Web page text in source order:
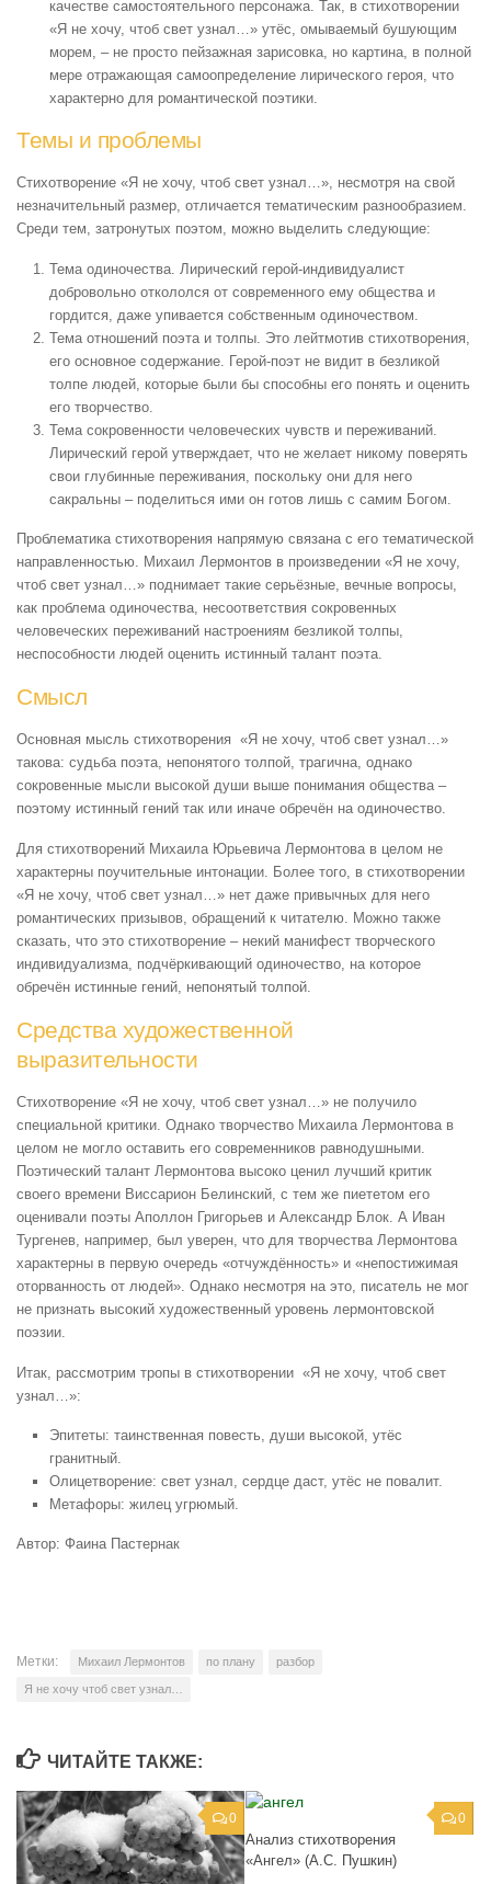
качестве самостоятельного персонажа. Так, в стихотворении
«Я не хочу, чтоб свет узнал…» утёс, омываемый бушующим
морем, – не просто пейзажная зарисовка, но картина, в полной
мере отражающая самоопределение лирического героя, что
характерно для романтической поэтики.
Темы и проблемы
Стихотворение «Я не хочу, чтоб свет узнал…», несмотря на свой
незначительный размер, отличается тематическим разнообразием.
Среди тем, затронутых поэтом, можно выделить следующие:
Тема одиночества. Лирический герой-индивидуалист
добровольно откололся от современного ему общества и
гордится, даже упивается собственным одиночеством.
Тема отношений поэта и толпы. Это лейтмотив стихотворения,
его основное содержание. Герой-поэт не видит в безликой
толпе людей, которые были бы способны его понять и оценить
его творчество.
Тема сокровенности человеческих чувств и переживаний.
Лирический герой утверждает, что не желает никому поверять
свои глубинные переживания, поскольку они для него
сакральны – поделиться ими он готов лишь с самим Богом.
Проблематика стихотворения напрямую связана с его тематической
направленностью. Михаил Лермонтов в произведении «Я не хочу,
чтоб свет узнал…» поднимает такие серьёзные, вечные вопросы,
как проблема одиночества, несоответствия сокровенных
человеческих переживаний настроениям безликой толпы,
неспособности людей оценить истинный талант поэта.
Смысл
Основная мысль стихотворения «Я не хочу, чтоб свет узнал…»
такова: судьба поэта, непонятого толпой, трагична, однако
сокровенные мысли высокой души выше понимания общества –
поэтому истинный гений так или иначе обречён на одиночество.
Для стихотворений Михаила Юрьевича Лермонтова в целом не
характерны поучительные интонации. Более того, в стихотворении
«Я не хочу, чтоб свет узнал…» нет даже привычных для него
романтических призывов, обращений к читателю. Можно также
сказать, что это стихотворение – некий манифест творческого
индивидуализма, подчёркивающий одиночество, на которое
обречён истинные гений, непонятый толпой.
Средства художественной
выразительности
Стихотворение «Я не хочу, чтоб свет узнал…» не получило
специальной критики. Однако творчество Михаила Лермонтова в
целом не могло оставить его современников равнодушными.
Поэтический талант Лермонтова высоко ценил лучший критик
своего времени Виссарион Белинский, с тем же пиететом его
оценивали поэты Аполлон Григорьев и Александр Блок. А Иван
Тургенев, например, был уверен, что для творчества Лермонтова
характерны в первую очередь «отчуждённость» и «непостижимая
оторванность от людей». Однако несмотря на это, писатель не мог
не признать высокий художественный уровень лермонтовской
поэзии.
Итак, рассмотрим тропы в стихотворении «Я не хочу, чтоб свет
узнал…»:
Эпитеты: таинственная повесть, души высокой, утёс
гранитный.
Олицетворение: свет узнал, сердце даст, утёс не повалит.
Метафоры: жилец угрюмый.
Автор: Фаина Пастернак
Метки: Михаил Лермонтов по плану разбор
Я не хочу чтоб свет узнал…
ЧИТАЙТЕ ТАКЖЕ:
0 0
Анализ стихотворения
«Ангел» (А.С. Пушкин)